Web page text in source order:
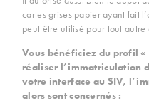
cartes grises papier ayant fait
peut être utilisé pour tout autre
Vous bénéficiez du profil «
réaliser l’immatriculation
votre interface au SIV,
alors sont concernés :